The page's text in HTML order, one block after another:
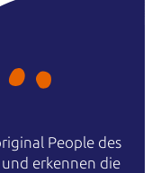
People des
erkennen die